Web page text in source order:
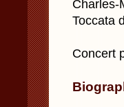
Charles-
Toccata
Concert